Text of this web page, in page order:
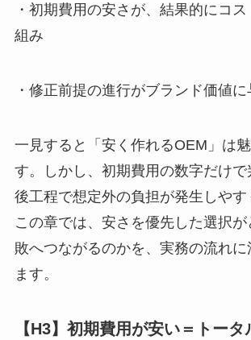
・初期費用の安さが、結果的にコ
組み
・修正前提の進行がブランド価値
一見すると「安く作れるOEM」は
す。しかし、初期費用の数字だけで
後工程で想定外の負担が発生しやす
この章では、安さを優先した選択
敗へつながるのかを、実務の流れに
ます。
【H3】初期費用が安い＝トー